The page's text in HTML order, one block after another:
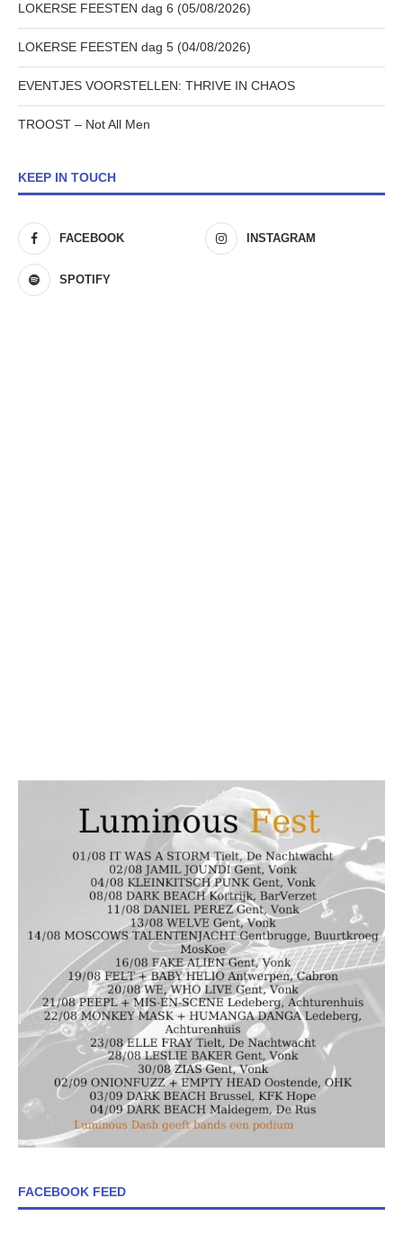
LOKERSE FEESTEN dag 6 (05/08/2026)
LOKERSE FEESTEN dag 5 (04/08/2026)
EVENTJES VOORSTELLEN: THRIVE IN CHAOS
TROOST – Not All Men
KEEP IN TOUCH
FACEBOOK INSTAGRAM
SPOTIFY
FACEBOOK FEED